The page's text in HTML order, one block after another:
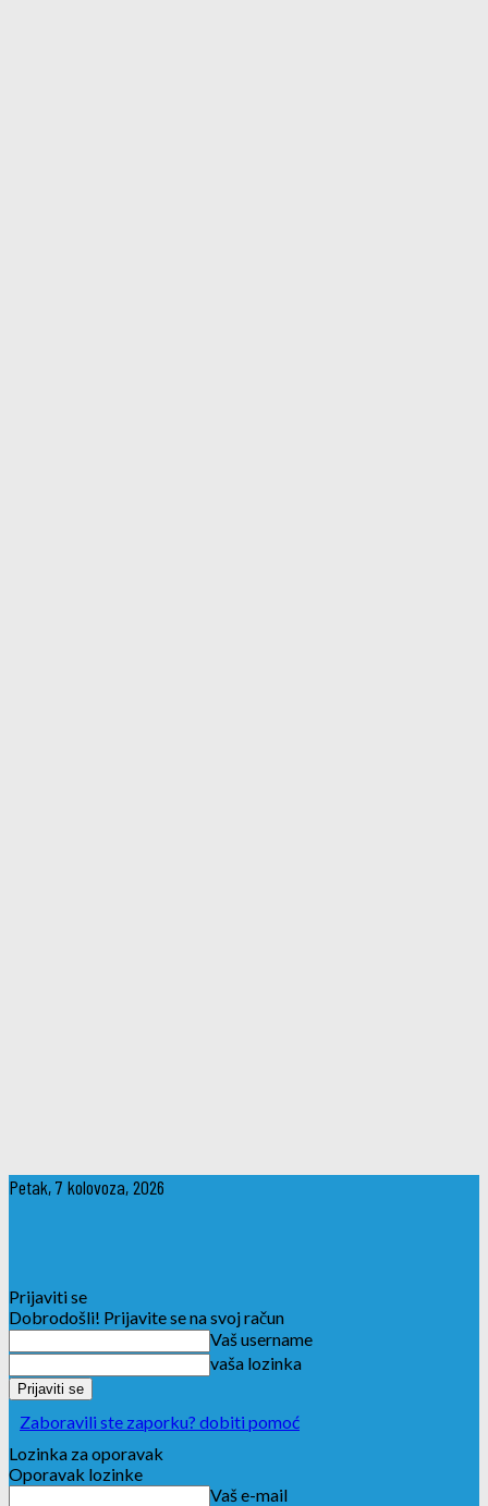
Petak, 7 kolovoza, 2026
Prijaviti se
Dobrodošli! Prijavite se na svoj račun
Vaš username
vaša lozinka
Zaboravili ste zaporku? dobiti pomoć
Lozinka za oporavak
Oporavak lozinke
Vaš e-mail